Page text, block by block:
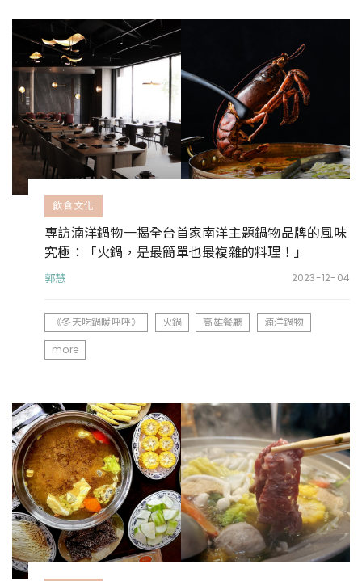
飲食文化
專訪湳洋鍋物一揭全台首家南洋主題鍋物品牌的風味
究極：「火鍋，是最簡單也最複雜的料理！」
郭慧 2023-12-04
《冬天吃鍋暖呼呼》 火鍋 高雄餐廳
湳洋鍋物
more